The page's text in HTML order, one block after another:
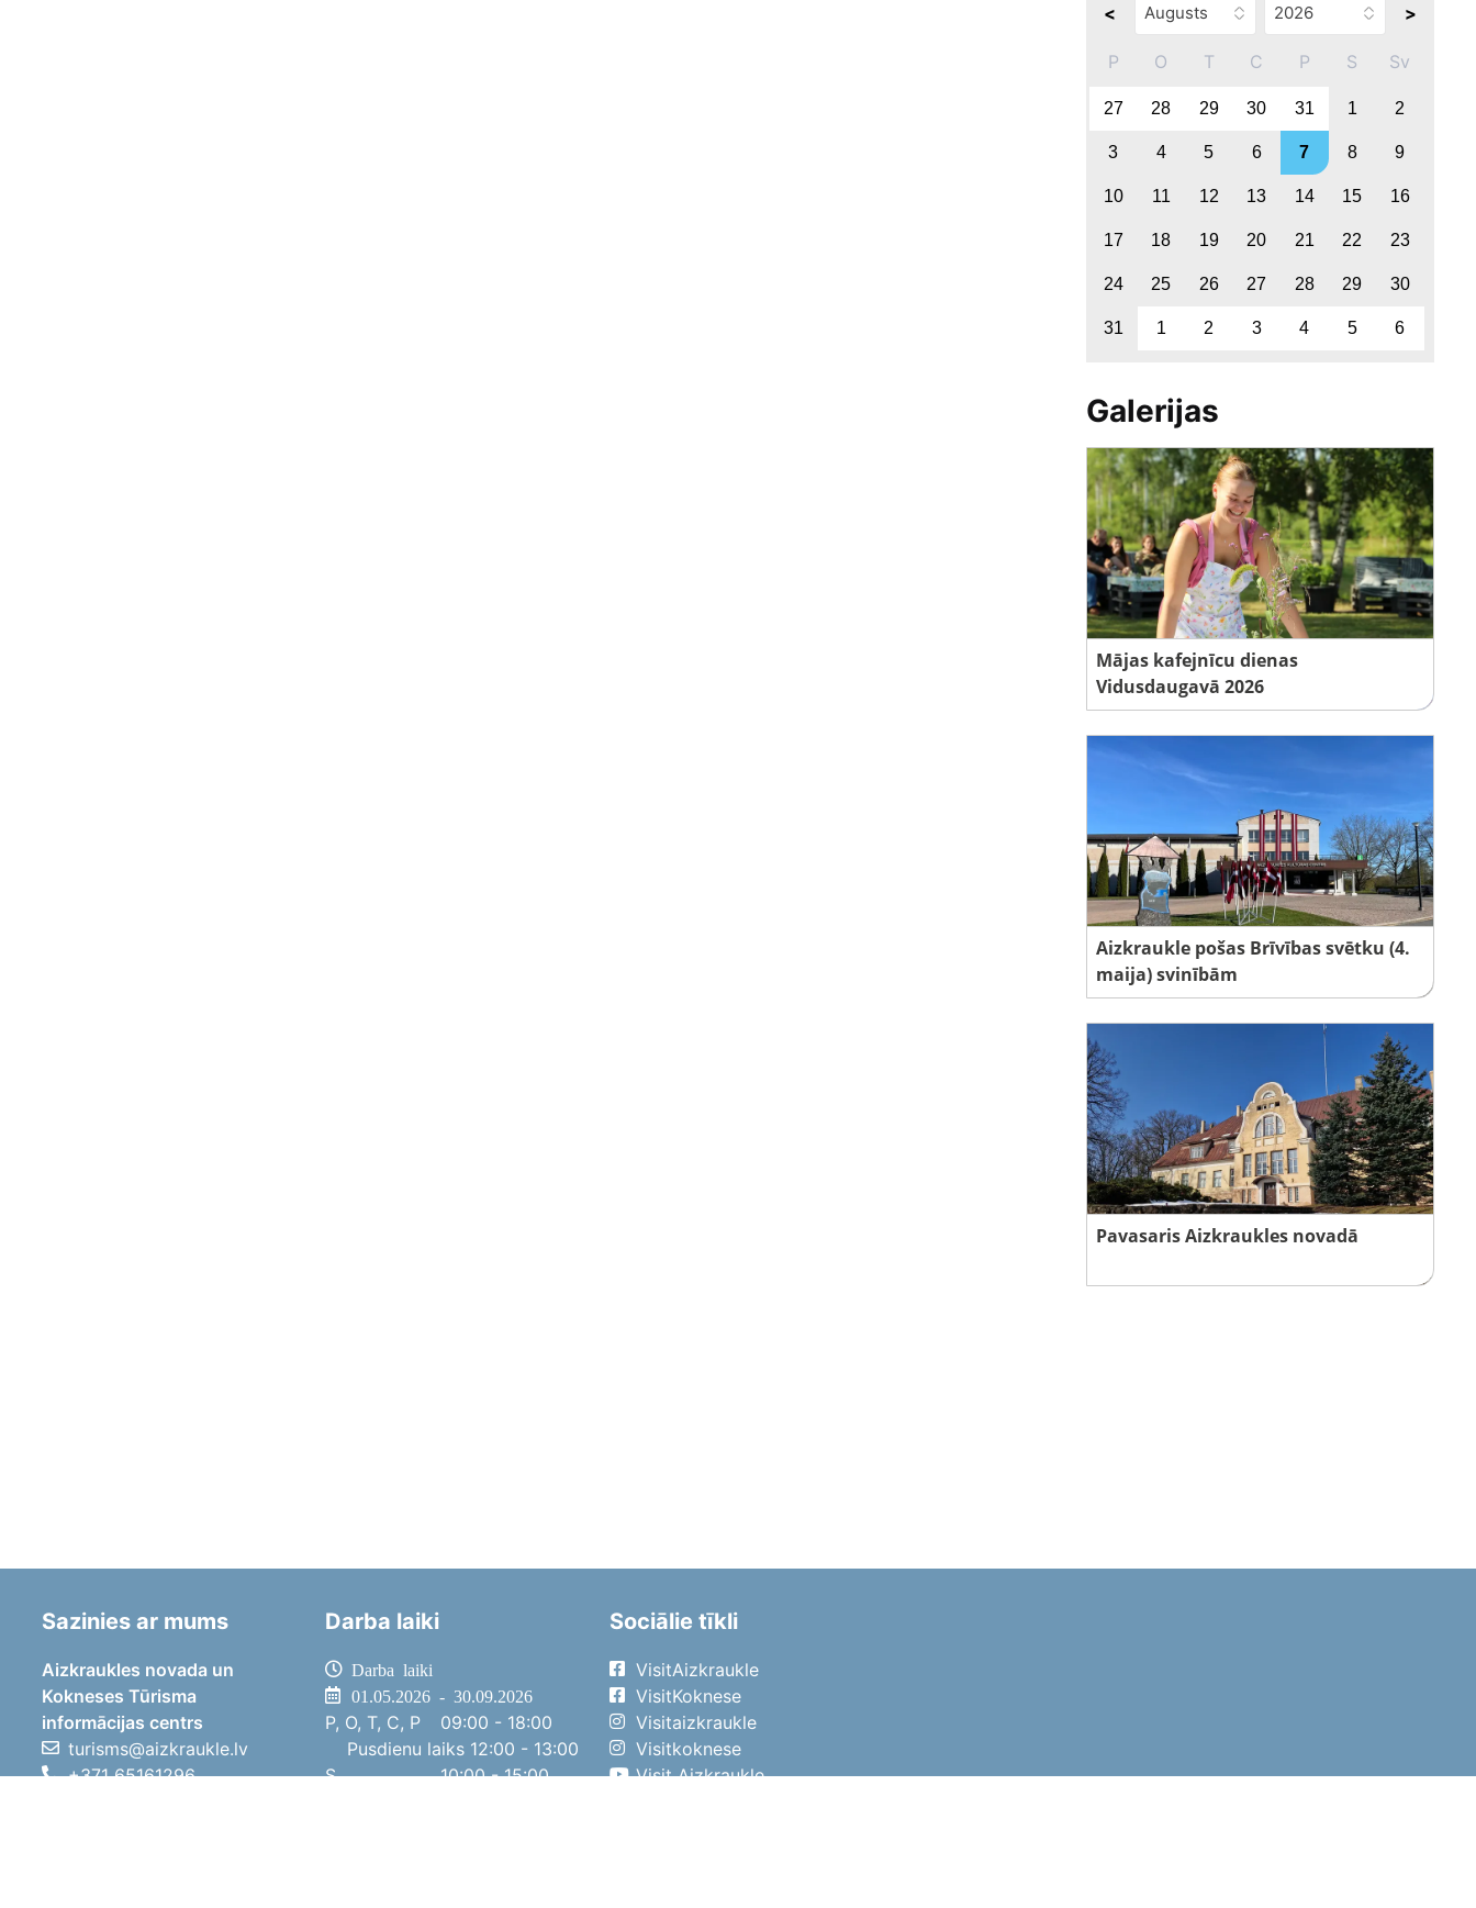
< >
P O T C P S Sv
27 28 29 30 31 1 2
3 4 5 6 7 8 9
10 11 12 13 14 15 16
17 18 19 20 21 22 23
24 25 26 27 28 29 30
31 1 2 3 4 5 6
Galerijas
Mājas kafejnīcu dienas
Vidusdaugavā 2026
Aizkraukle pošas Brīvības svētku (4.
maija) svinībām
Pavasaris Aizkraukles novadā
Sazinies ar mums
Aizkraukles novada un
Kokneses Tūrisma
informācijas centrs
turisms@aizkraukle.lv
+371 65161296
Darba laiki
Darba laiki
01.05.2026 - 30.09.2026
P, O, T, C, P
09:00 - 18:00
Pusdienu laiks 12:00 - 13:00
S
10:00 - 15:00
Sociālie tīkli
VisitAizkraukle
VisitKoknese
Visitaizkraukle
Visitkoknese
Visit Aizkraukle